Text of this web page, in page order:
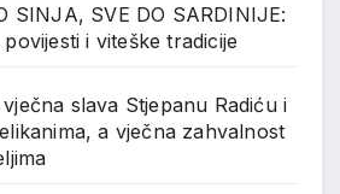
SINJA, SVE DO SARDINIJE:
i viteške tradicije
vječna slava Stjepanu Radiću i
a vječna zahvalnost